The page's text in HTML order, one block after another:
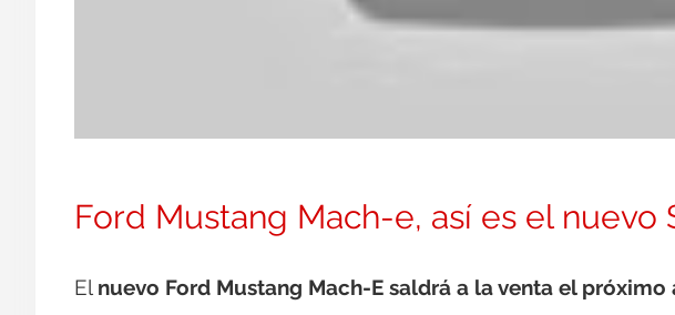
Ford Mustang Mach-e, así es el nuevo
El nuevo Ford Mustang Mach-E saldrá a la venta el